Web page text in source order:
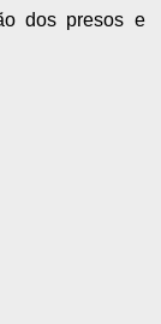
dos presos e